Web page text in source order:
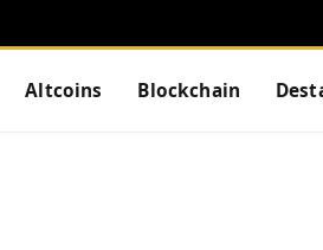
Altcoins Blockchain